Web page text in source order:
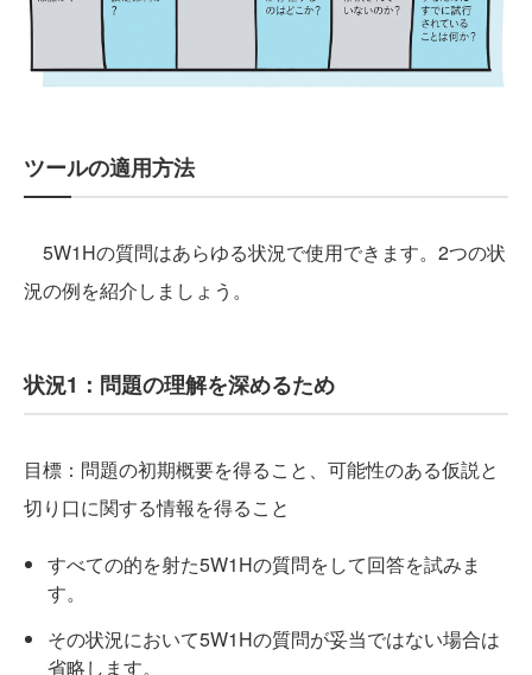
ツールの適用方法
5W1Hの質問はあらゆる状況で使用できます。2つの状
況の例を紹介しましょう。
状況1：問題の理解を深めるため
目標：問題の初期概要を得ること、可能性のある仮説と
切り口に関する情報を得ること
すべての的を射た5W1Hの質問をして回答を試みま
す。
その状況において5W1Hの質問が妥当ではない場合は
省略します。